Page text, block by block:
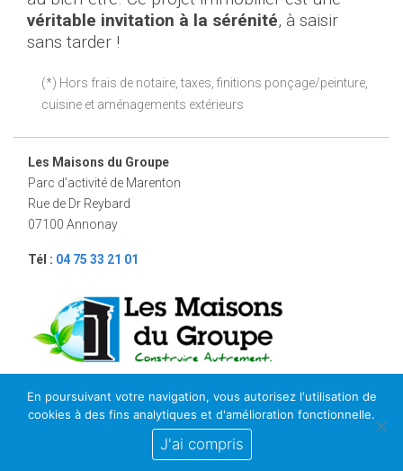
véritable invitation à la sérénité, à saisir
sans tarder !
(*) Hors frais de notaire, taxes, finitions ponçage/peinture,
cuisine et aménagements extérieurs
Les Maisons du Groupe
Parc d’activité de Marenton
Rue de Dr Reybard
07100 Annonay
Tél : 04 75 33 21 01
Horaires
8h00 -12h00 13h30 -17h30 du lundi au vendredi
et le samedi de 8h30-12h00
En poursuivant votre navigation, vous autorisez l'utilisation de
cookies à des fins analytiques et d'amélioration fonctionnelle.
J'ai compris